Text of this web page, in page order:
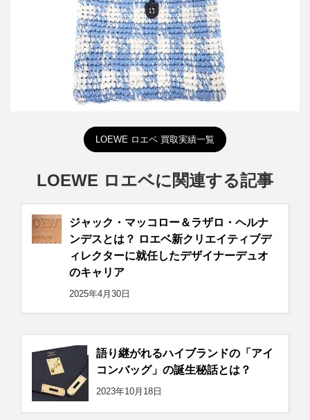
LOEWE ロエベ 買取実績一覧
LOEWE ロエベに関連する記事
ジャック・マッコロー＆ラザロ・ヘルナ
ンデスとは？ ロエベ新クリエイティブデ
ィレクターに就任したデザイナーデュオ
のキャリア
2025年4月30日
語り継がれるハイブランドの「アイ
コンバッグ」の誕生秘話とは？
2023年10月18日